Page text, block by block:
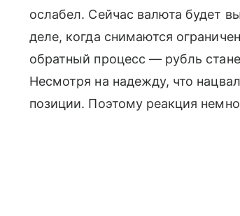
ослабел. Сейчас валюта будет
деле, когда снимаются
обратный процесс — рубль
Несмотря на надежду, что
позиции. Поэтому реакция